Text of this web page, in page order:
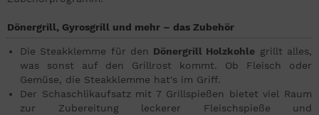
Dönergrill, Gyrosgrill und mehr – das Zubehör
Die Steakklemme für den Dönergrill Holzkohle grillt alles,
was sonst auf den Grillrost kommt. Ob Fleisch oder
Gemüse, die Steakklemme hat's im Griff.
Der Schaschlikaufsatz mit 7 Grillspießen bietet viel Raum
zur Zubereitung leckerer Fleischspieße und